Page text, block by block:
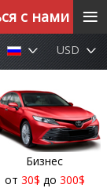
USD
Бизнес
от 30$ до 300$
с нами ≡